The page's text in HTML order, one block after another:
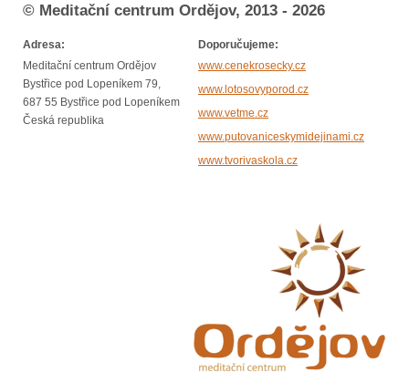
© Meditační centrum Ordějov, 2013 - 2026
Adresa:
Meditační centrum Ordějov
Bystřice pod Lopeníkem 79,
687 55 Bystřice pod Lopeníkem
Česká republika
Doporučujeme:
www.cenekrosecky.cz
www.lotosovyporod.cz
www.vetme.cz
www.putovaniceskymidejinami.cz
www.tvorivaskola.cz